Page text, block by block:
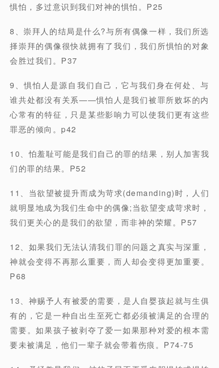
惧怕，多过意识到我们对神的惧怕。P25
8、崇拜人的结局是什么?与所有偶像一样，我们所选
择崇拜的偶像很快就拥有了我们，我们所惧怕的对象
会胜过我们。P37
9、惧怕人是源自我们自己，它与我们身在何处、与
谁共处都没有关系——惧怕人是我们被罪所败坏的内
心常有的特征，只是某些影响力可以使我们更有这些
罪恶的倾向。p42
10、怕羞耻可能是我们自己的罪的结果，别人加害我
们的罪的结果。P52
11、当欲望被提升而成为苛求(demanding)时，人们
就明显地成为我们生命中的偶像;当欲望变成苛求时，
我们更关心的是我们的欲望，而非神的荣耀。P57
12、如果我们无法认清我们罪的问题之真实与深重，
神就会变得不再那么重要，而人却会变得更加重要。
P68
13、神赐予人有被爱的需要，是人自婴孩起就与生俱
有的，它是一种自出生至死亡都必须被满足的合理的
需要。如果孩子被剥夺了爱一如果那种对爱的根本需
要未被满足，他们一辈子就会带着伤痕。P74-75